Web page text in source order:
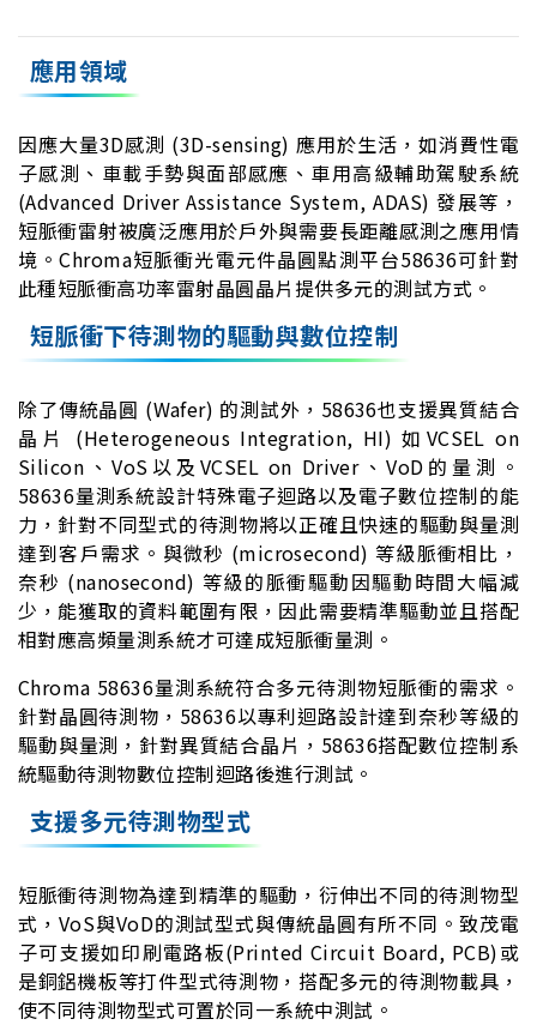
應用領域
因應大量3D感測 (3D-sensing) 應用於生活，如消費性電
子感測、車載手勢與面部感應、車用高級輔助駕駛系統
(Advanced Driver Assistance System, ADAS) 發展等，
短脈衝雷射被廣泛應用於戶外與需要長距離感測之應用情
境。Chroma短脈衝光電元件晶圓點測平台58636可針對
此種短脈衝高功率雷射晶圓晶片提供多元的測試方式。
短脈衝下待測物的驅動與數位控制
除了傳統晶圓 (Wafer) 的測試外，58636也支援異質結合
晶片 (Heterogeneous Integration, HI) 如VCSEL on
Silicon、VoS以及VCSEL on Driver、VoD的量測。
58636量測系統設計特殊電子迴路以及電子數位控制的能
力，針對不同型式的待測物將以正確且快速的驅動與量測
達到客戶需求。與微秒 (microsecond) 等級脈衝相比，
奈秒 (nanosecond) 等級的脈衝驅動因驅動時間大幅減
少，能獲取的資料範圍有限，因此需要精準驅動並且搭配
相對應高頻量測系統才可達成短脈衝量測。
Chroma 58636量測系統符合多元待測物短脈衝的需求。
針對晶圓待測物，58636以專利迴路設計達到奈秒等級的
驅動與量測，針對異質結合晶片，58636搭配數位控制系
統驅動待測物數位控制迴路後進行測試。
支援多元待測物型式
短脈衝待測物為達到精準的驅動，衍伸出不同的待測物型
式，VoS與VoD的測試型式與傳統晶圓有所不同。致茂電
子可支援如印刷電路板(Printed Circuit Board, PCB)或
是銅鋁機板等打件型式待測物，搭配多元的待測物載具，
使不同待測物型式可置於同一系統中測試。